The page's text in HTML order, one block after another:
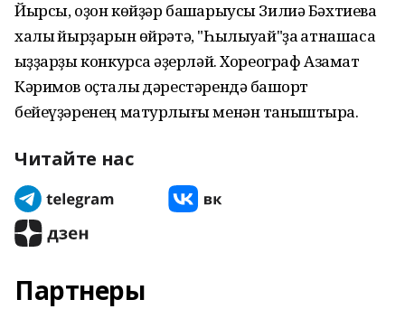
Йырсы, оҙон көйҙәр башҡарыусы Зилиә Бәхтиева
халыҡ йырҙарын өйрәтә, "Һылыуҡай"ҙа ҡатнашасаҡ
ҡыҙҙарҙы конкурсҡа әҙерләй. Хореограф Азамат
Кәримов оҫталыҡ дәрестәрендә башҡорт
бейеүҙәренең матурлығы менән таныштыра.
Читайте нас
Партнеры